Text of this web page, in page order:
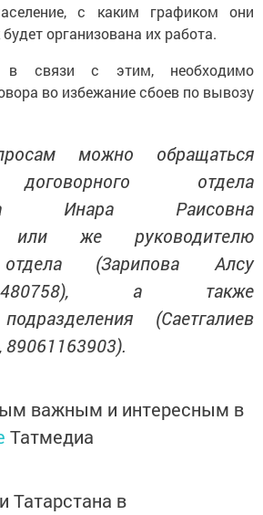
с каким графиком они
организована их работа.
в связи с этим, необходимо
во избежание сбоев по вывозу
можно
обращаться
договорного отдела
Инара Раисовна
же руководителю
(Зарипова Алсу
), а также
подразделения (Саетгалиев
,89061163903).
важным и интересным в
Татмедиа
Татарстана в